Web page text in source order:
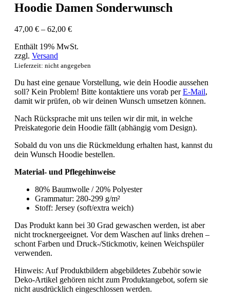
Hoodie Damen Sonderwunsch
47,00 € – 62,00 €
bis
Enthält 19% MwSt.
zzgl. Versand
Lieferzeit: nicht angegeben
Du hast eine genaue Vorstellung, wie dein Hoodie aussehen
soll? Kein Problem! Bitte kontaktiere uns vorab perE-Mail,
damit wir prüfen, ob wir deinen Wunsch umsetzen können.
Nach Rücksprache mit uns teilen wir dir mit, in welche
Preiskategorie dein Hoodie fällt (abhängig vom Design).
Sobald du von uns die Rückmeldung erhalten hast, kannst du
dein Wunsch Hoodie bestellen.
Material- und Pflegehinweise
80% Baumwolle / 20% Polyester
Grammatur: 280-299 g/m²
Stoff: Jersey (soft/extra weich)
Das Produkt kann bei 30 Grad gewaschen werden, ist aber
nicht trocknergeeignet. Vor dem Waschen auf links drehen –
schont Farben und Druck-/Stickmotiv, keinen Weichspüler
verwenden.
Hinweis: Auf Produktbildern abgebildetes Zubehör sowie
Deko-Artikel gehören nicht zum Produktangebot, sofern sie
nicht ausdrücklich eingeschlossen werden.